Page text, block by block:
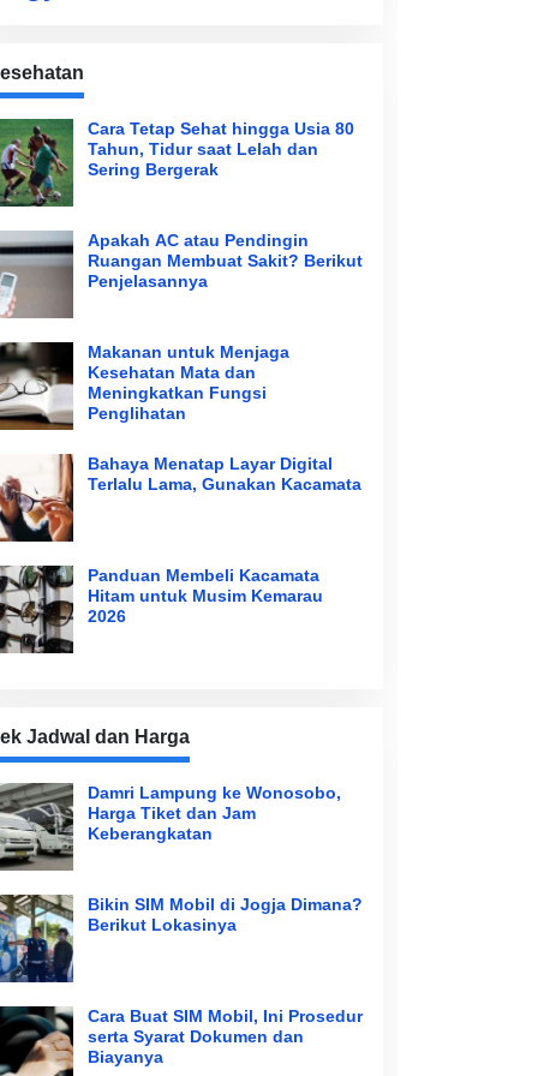
Cara Tetap Sehat hingga Usia 80
Tahun, Tidur saat Lelah dan
Sering Bergerak
Apakah AC atau Pendingin
Ruangan Membuat Sakit? Berikut
Penjelasannya
Makanan untuk Menjaga
Kesehatan Mata dan
Meningkatkan Fungsi
Penglihatan
Bahaya Menatap Layar Digital
Terlalu Lama, Gunakan Kacamata
Panduan Membeli Kacamata
Hitam untuk Musim Kemarau
2026
Jadwal dan Harga
Damri Lampung ke Wonosobo,
Harga Tiket dan Jam
Keberangkatan
Bikin SIM Mobil di Jogja Dimana?
Berikut Lokasinya
Cara Buat SIM Mobil, Ini Prosedur
serta Syarat Dokumen dan
Biayanya